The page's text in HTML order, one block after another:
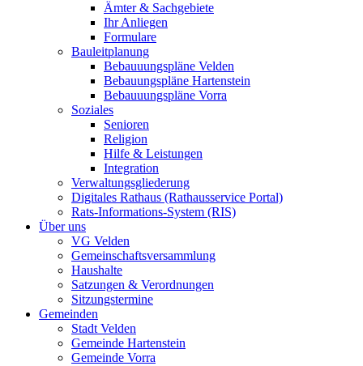
Ämter & Sachgebiete
Ihr Anliegen
Formulare
Bauleitplanung
Bebauuungspläne Velden
Bebauungspläne Hartenstein
Bebauuungspläne Vorra
Soziales
Senioren
Religion
Hilfe & Leistungen
Integration
Verwaltungsgliederung
Digitales Rathaus (Rathausservice Portal)
Rats-Informations-System (RIS)
Über uns
VG Velden
Gemeinschaftsversammlung
Haushalte
Satzungen & Verordnungen
Sitzungstermine
Gemeinden
Stadt Velden
Gemeinde Hartenstein
Gemeinde Vorra